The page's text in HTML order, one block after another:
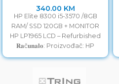
340.00 KM
HP Elite 8300 i5-3570 /8GB
RAM/ SSD 120GB + MONITOR
HP LP1965 LCD – Refurbished
𝐑𝐚č𝐮𝐧𝐚𝐥𝐨: Proizvođač: HP
Model: EliteDesk